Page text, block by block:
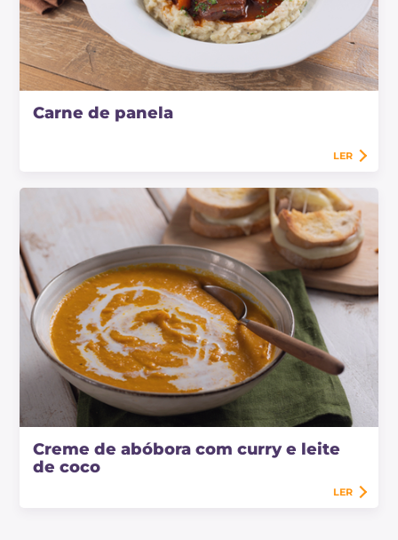
Carne de panela
LER
Creme de abóbora com curry e leite
de coco
LER